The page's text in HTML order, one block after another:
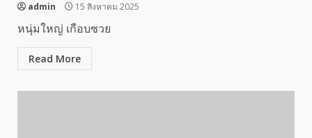
admin 15 สิงหาคม 2025
หนุ่มใหญ่ เกือบซวย
Read More